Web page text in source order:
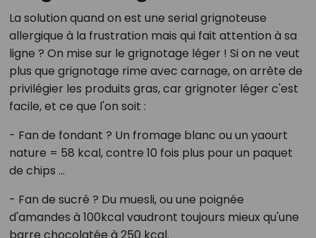
La solution quand on est une serial grignoteuse
allergique à la frustration mais qui fait attention à sa
ligne ? On mise sur le grignotage léger ! Si on ne veut
plus que grignotage rime avec carnage, on arrête de
privilégier les produits gras, car grignoter léger c'est
facile, et ce que l'on soit :
- Fan de fondant ? Un fromage blanc ou un yaourt
nature = 58 kcal, contre 10 fois plus pour un paquet
de chips ...
- Fan de sucré ? Du muesli, ou une poignée
d'amandes à 100kcal vaudront toujours mieux qu'une